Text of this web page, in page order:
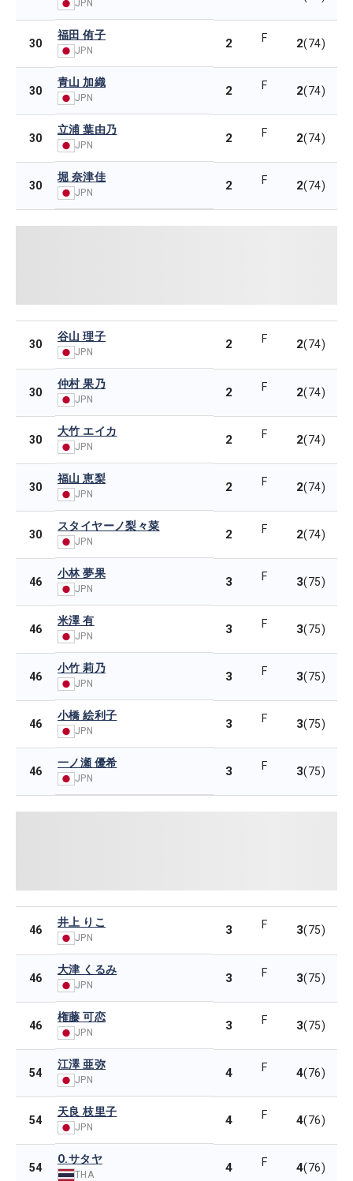
JPN
30
福田 侑子
JPN 2 F 2(74)
30
青山 加織
JPN 2 F 2(74)
30
立浦 葉由乃
JPN 2 F 2(74)
30
堀 奈津佳
JPN 2 F 2(74)
30
谷山 理子
JPN
2 F 2(74)
30
仲村 果乃
JPN 2 F 2(74)
30
大竹 エイカ
JPN 2 F 2(74)
30
福山 恵梨
JPN 2 F 2(74)
30
スタイヤーノ梨々菜
JPN 2 F 2(74)
46
小林 夢果
JPN 3 F 3(75)
46
米澤 有
JPN 3 F 3(75)
46
小竹 莉乃
JPN 3 F 3(75)
46
小橋 絵利子
JPN 3 F 3(75)
46
一ノ瀬 優希
JPN 3 F 3(75)
46
井上 りこ
JPN
3 F 3(75)
46
大津 くるみ
JPN 3 F 3(75)
46
権藤 可恋
JPN 3 F 3(75)
54
江澤 亜弥
JPN 4 F 4(76)
54
天良 枝里子
JPN 4 F 4(76)
54
O.サタヤ
THA 4 F 4(76)